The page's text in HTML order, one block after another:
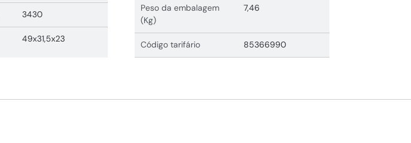
3430
49x31,5x23
Peso da embalagem
(Kg)
7,46
Código tarifário 85366990